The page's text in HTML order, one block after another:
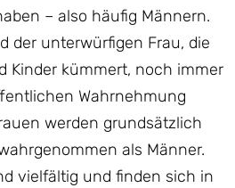
– also häufig Männern.
der unterwürfigen Frau, die
Kinder kümmert, noch immer
Wahrnehmung
werden grundsätzlich
als Männer.
vielfältig und finden sich in